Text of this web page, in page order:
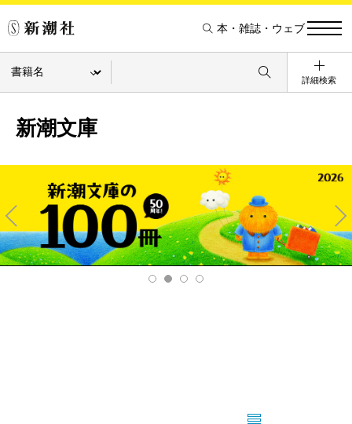
本・雑誌・ウェブ
詳細検索
新潮文庫
Pre
v
Ne
xt